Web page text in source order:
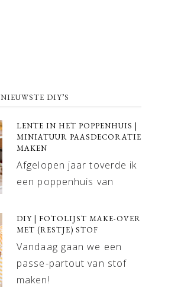
NIEUWSTE DIY’S
LENTE IN HET POPPENHUIS |
MINIATUUR PAASDECORATIE
MAKEN
Afgelopen jaar toverde ik
een poppenhuis van
DIY | FOTOLIJST MAKE-OVER
MET (RESTJE) STOF
Vandaag gaan we een
passe-partout van stof
maken!